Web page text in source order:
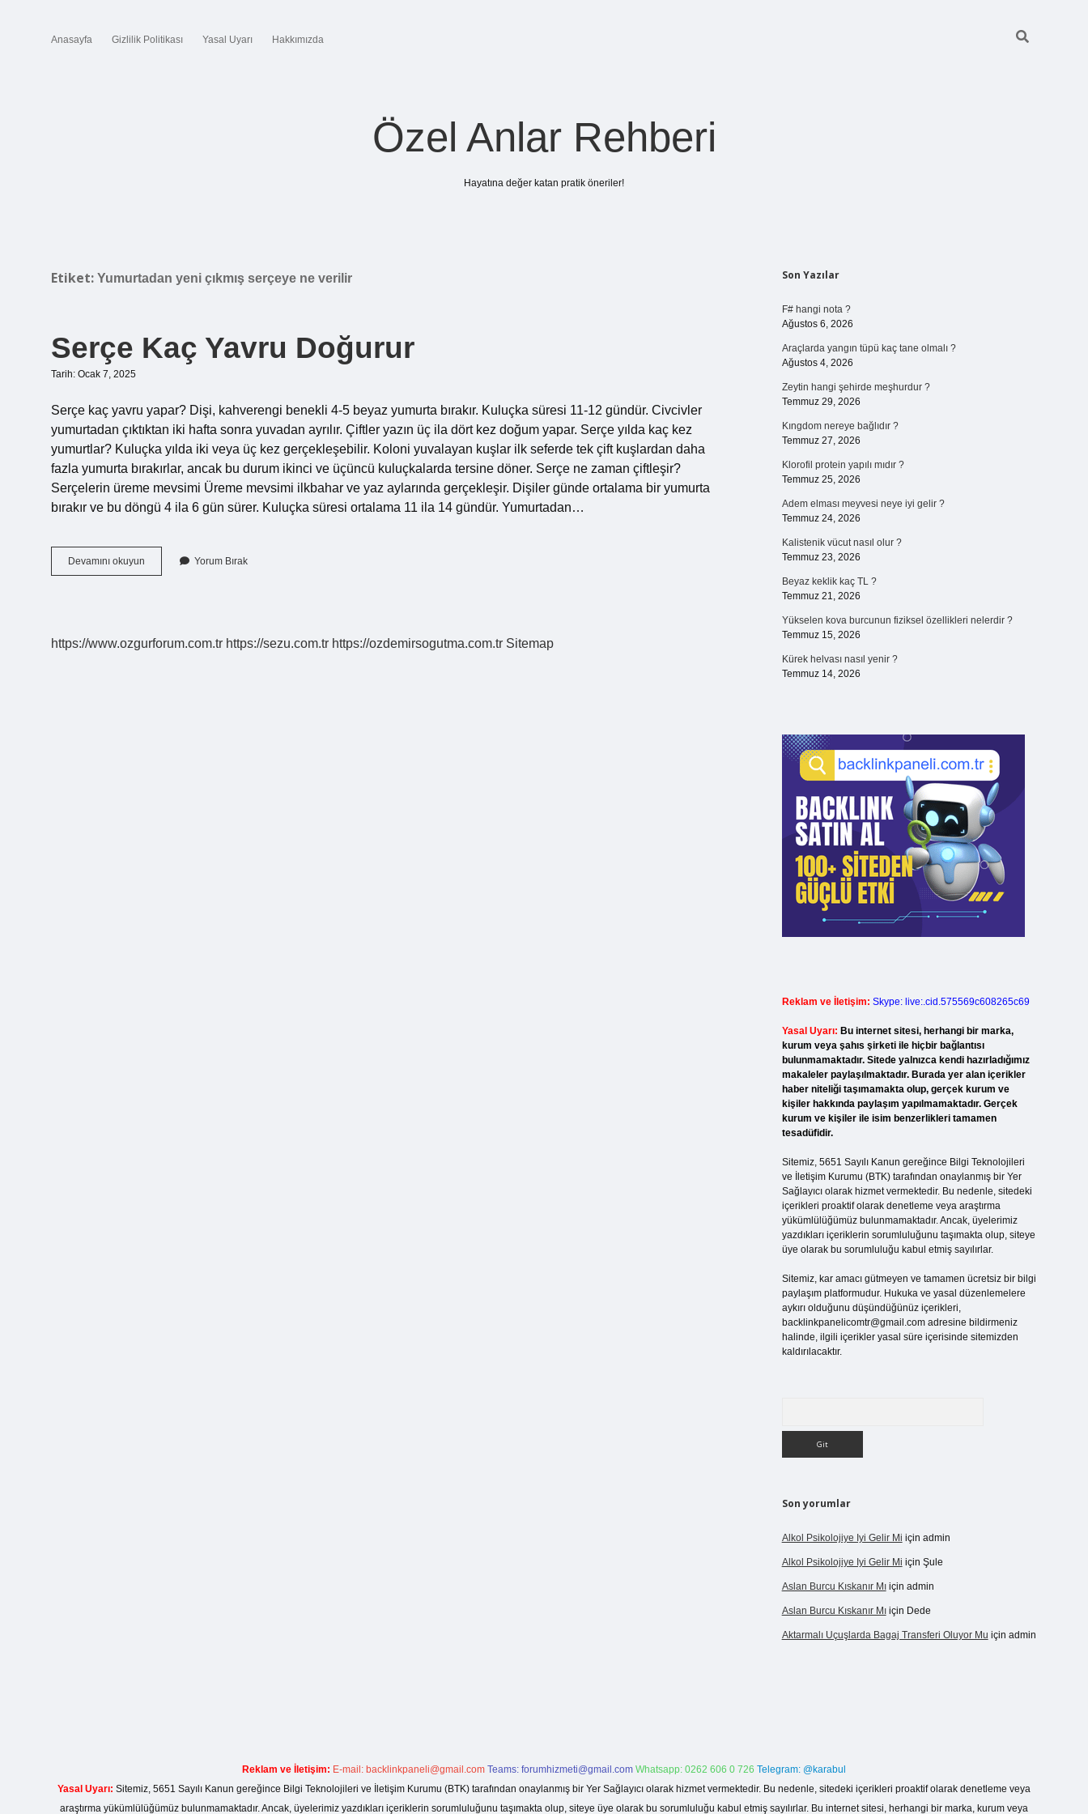
Anasayfa Gizlilik Politikası Yasal Uyarı Hakkımızda
Özel Anlar Rehberi
Hayatına değer katan pratik öneriler!
Etiket: Yumurtadan yeni çıkmış serçeye ne verilir
Serçe Kaç Yavru Doğurur
Tarih: Ocak 7, 2025
Serçe kaç yavru yapar? Dişi, kahverengi benekli 4-5 beyaz yumurta bırakır. Kuluçka süresi 11-12 gündür. Civcivler
yumurtadan çıktıktan iki hafta sonra yuvadan ayrılır. Çiftler yazın üç ila dört kez doğum yapar. Serçe yılda kaç kez
yumurtlar? Kuluçka yılda iki veya üç kez gerçekleşebilir. Koloni yuvalayan kuşlar ilk seferde tek çift kuşlardan daha
fazla yumurta bırakırlar, ancak bu durum ikinci ve üçüncü kuluçkalarda tersine döner. Serçe ne zaman çiftleşir?
Serçelerin üreme mevsimi Üreme mevsimi ilkbahar ve yaz aylarında gerçekleşir. Dişiler günde ortalama bir yumurta
bırakır ve bu döngü 4 ila 6 gün sürer. Kuluçka süresi ortalama 11 ila 14 gündür. Yumurtadan…
Devamını okuyun
Kaç
Yorum Bırak
https://www.ozgurforum.com.tr https://sezu.com.tr https://ozdemirsogutma.com.tr Sitemap
Sidebar
Son Yazılar
F# hangi nota ?
Ağustos 6, 2026
Araçlarda yangın tüpü kaç tane olmalı ?
Ağustos 4, 2026
Zeytin hangi şehirde meşhurdur ?
Temmuz 29, 2026
Kıngdom nereye bağlıdır ?
Temmuz 27, 2026
Klorofil protein yapılı mıdır ?
Temmuz 25, 2026
Adem elması meyvesi neye iyi gelir ?
Temmuz 24, 2026
Kalistenik vücut nasıl olur ?
Temmuz 23, 2026
Beyaz keklik kaç TL ?
Temmuz 21, 2026
Yükselen kova burcunun fiziksel özellikleri nelerdir ?
Temmuz 15, 2026
Kürek helvası nasıl yenir ?
Temmuz 14, 2026
Reklam ve İletişim: Skype: live:.cid.575569c608265c69
Yasal Uyarı: Bu internet sitesi, herhangi bir marka,
kurum veya şahıs şirketi ile hiçbir bağlantısı
bulunmamaktadır. Sitede yalnızca kendi hazırladığımız
makaleler paylaşılmaktadır. Burada yer alan içerikler
haber niteliği taşımamakta olup, gerçek kurum ve
kişiler hakkında paylaşım yapılmamaktadır. Gerçek
kurum ve kişiler ile isim benzerlikleri tamamen
tesadüfidir.
Sitemiz, 5651 Sayılı Kanun gereğince Bilgi Teknolojileri
ve İletişim Kurumu (BTK) tarafından onaylanmış bir Yer
Sağlayıcı olarak hizmet vermektedir. Bu nedenle, sitedeki
içerikleri proaktif olarak denetleme veya araştırma
yükümlülüğümüz bulunmamaktadır. Ancak, üyelerimiz
yazdıkları içeriklerin sorumluluğunu taşımakta olup, siteye
üye olarak bu sorumluluğu kabul etmiş sayılırlar.
Sitemiz, kar amacı gütmeyen ve tamamen ücretsiz bir bilgi
paylaşım platformudur. Hukuka ve yasal düzenlemelere
aykırı olduğunu düşündüğünüz içerikleri,
backlinkpanelicomtr@gmail.comadresine bildirmeniz
halinde, ilgili içerikler yasal süre içerisinde sitemizden
kaldırılacaktır.
Son yorumlar
Alkol Psikolojiye Iyi Gelir Mi için admin
Alkol Psikolojiye Iyi Gelir Mi için Şule
Aslan Burcu Kıskanır Mıiçin admin
Aslan Burcu Kıskanır Mıiçin Dede
Aktarmalı Uçuşlarda Bagaj Transferi Oluyor Mu için admin
Reklam ve İletişim: E-mail: backlinkpaneli@gmail.com Teams: forumhizmeti@gmail.com Whatsapp: 0262 606 0 726 Telegram: @karabul
Yasal Uyarı: Sitemiz, 5651 Sayılı Kanun gereğince Bilgi Teknolojileri ve İletişim Kurumu (BTK) tarafından onaylanmış bir Yer Sağlayıcı olarak hizmet vermektedir. Bu nedenle, sitedeki içerikleri proaktif olarak denetleme veya
araştırma yükümlülüğümüz bulunmamaktadır. Ancak, üyelerimiz yazdıkları içeriklerin sorumluluğunu taşımakta olup, siteye üye olarak bu sorumluluğu kabul etmiş sayılırlar. Bu internet sitesi, herhangi bir marka, kurum veya